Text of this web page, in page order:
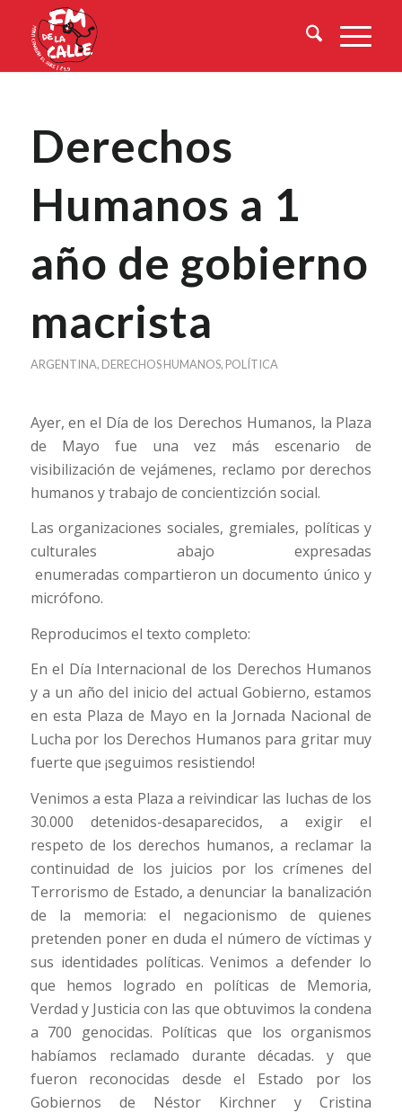
Derechos
Humanos a 1
año de gobierno
macrista
ARGENTINA, DERECHOS HUMANOS, POLÍTICA
Ayer, en el Día de los Derechos Humanos, la Plaza
de Mayo fue una vez más escenario de
visibilización de vejámenes, reclamo por derechos
humanos y trabajo de concientizción social.
Las organizaciones sociales, gremiales, políticas y
culturales abajo expresadas
enumeradas compartieron un documento único y
micrófono.
Reproducimos el texto completo:
En el Día Internacional de los Derechos Humanos
y a un año del inicio del actual Gobierno, estamos
en esta Plaza de Mayo en la Jornada Nacional de
Lucha por los Derechos Humanos para gritar muy
fuerte que ¡seguimos resistiendo!
Venimos a esta Plaza a reivindicar las luchas de los
30.000 detenidos-desaparecidos, a exigir el
respeto de los derechos humanos, a reclamar la
continuidad de los juicios por los crímenes del
Terrorismo de Estado, a denunciar la banalización
de la memoria: el negacionismo de quienes
pretenden poner en duda el número de víctimas y
sus identidades políticas. Venimos a defender lo
que hemos logrado en políticas de Memoria,
Verdad y Justicia con las que obtuvimos la condena
a 700 genocidas. Políticas que los organismos
habíamos reclamado durante décadas. y que
fueron reconocidas desde el Estado por los
Gobiernos de Néstor Kirchner y Cristina